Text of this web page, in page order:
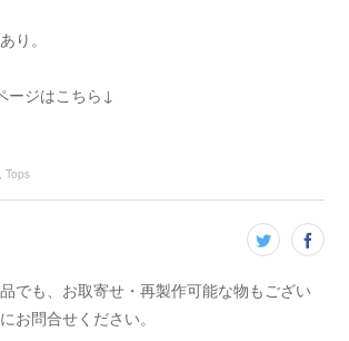
り。
ージはこちら↓
Tops
でも、お取寄せ・再製作可能な物もござい
お問合せください。